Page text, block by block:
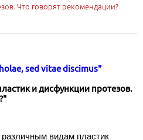
Что говорят рекомендации?
sed vitae discimus"
и дисфункции протезов.
видам пластик